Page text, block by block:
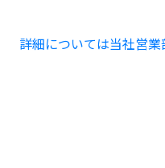
詳細については当社営業